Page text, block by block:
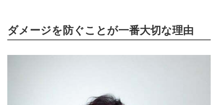
ダメージを防ぐことが一番大切な理由